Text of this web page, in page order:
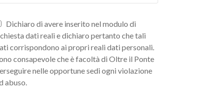
Dichiaro di avere inserito nel modulo di
dati reali e dichiaro pertanto che tali
corrispondono ai propri reali dati personali.
consapevole che è facoltà di Oltre il Ponte
nelle opportune sedi ogni violazione
abuso.